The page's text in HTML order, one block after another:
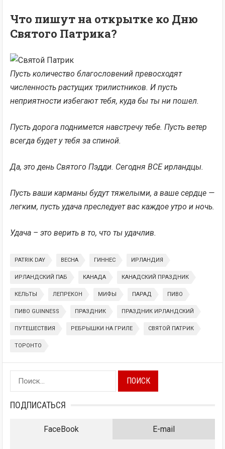
Что пишут на открытке ко Дню
Святого Патрика?
Пусть количество благословений превосходят
численность растущих трилистников. И пусть
неприятности избегают тебя, куда бы ты ни пошел.
Пусть дорога поднимется навстречу тебе. Пусть ветер
всегда будет у тебя за спиной.
Да, это день Святого Пэдди. Сегодня ВСЕ ирландцы.
Пусть ваши карманы будут тяжелыми, а ваше сердце —
легким, пусть удача преследует вас каждое утро и ночь.
Удача – это верить в то, что ты удачлив.
PATRIK DAY ВЕСНА ГИННЕС ИРЛАНДИЯ
ИРЛАНДСКИЙ ПАБ КАНАДА КАНАДСКИЙ ПРАЗДНИК
КЕЛЬТЫ ЛЕПРЕКОН МИФЫ ПАРАД ПИВО
ПИВО GUINNESS ПРАЗДНИК ПРАЗДНИК ИРЛАНДСКИЙ
ПУТЕШЕСТВИЯ РЕБРЫШКИ НА ГРИЛЕ СВЯТОЙ ПАТРИК
ТОРОНТО
Найти:
ПОДПИСАТЬСЯ
FaceBook E-mail